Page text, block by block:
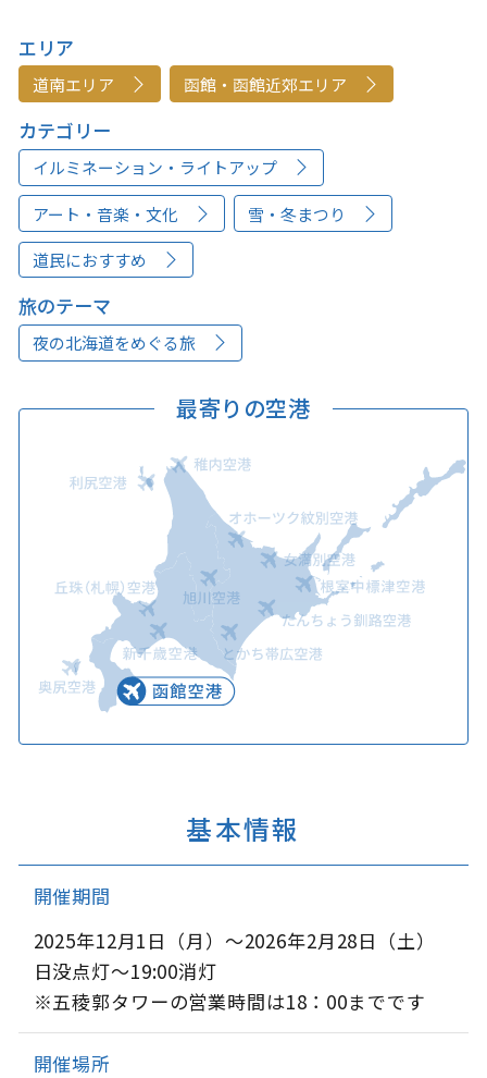
エリア
道南エリア 函館・函館近郊エリア
カテゴリー
イルミネーション・ライトアップ
アート・音楽・文化 雪・冬まつり
道民におすすめ
旅のテーマ
夜の北海道をめぐる旅
最寄りの空港
基本情報
開催期間
2025年12月1日（月）～2026年2月28日（土）
日没点灯～19:00消灯
※五稜郭タワーの営業時間は18：00までです
開催場所